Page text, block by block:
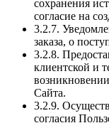
сохранения
согласие на
3.2.7.
заказа, о
3.2.8.
клиентской и
Сайта.
3.2.9.
согласия